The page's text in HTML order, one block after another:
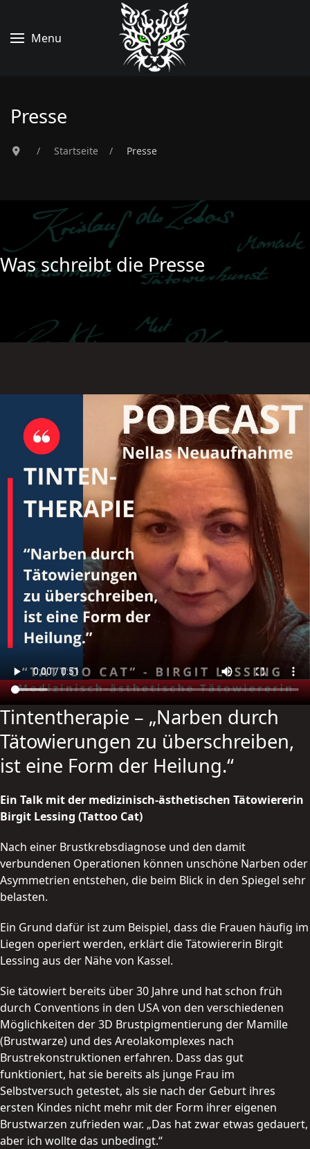
Menu
Presse
Startseite Presse
Was schreibt die Presse
Tintentherapie – „Narben durch
Tätowierungen zu überschreiben,
ist eine Form der Heilung.“
Ein Talk mit der medizinisch-ästhetischen Tätowiererin
Birgit Lessing (Tattoo Cat)
Nach einer Brustkrebsdiagnose und den damit
verbundenen Operationen können unschöne Narben oder
Asymmetrien entstehen, die beim Blick in den Spiegel sehr
belasten.
Ein Grund dafür ist zum Beispiel, dass die Frauen häufig im
Liegen operiert werden, erklärt die Tätowiererin Birgit
Lessing aus der Nähe von Kassel.
Sie tätowiert bereits über 30 Jahre und hat schon früh
durch Conventions in den USA von den verschiedenen
Möglichkeiten der 3D Brustpigmentierung der Mamille
(Brustwarze) und des Areolakomplexes nach
Brustrekonstruktionen erfahren. Dass das gut
funktioniert, hat sie bereits als junge Frau im
Selbstversuch getestet, als sie nach der Geburt ihres
ersten Kindes nicht mehr mit der Form ihrer eigenen
Brustwarzen zufrieden war. „Das hat zwar etwas gedauert,
aber ich wollte das unbedingt.“